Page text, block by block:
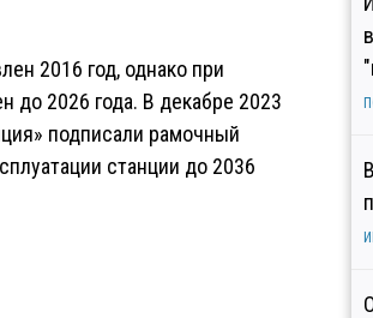
2016 год, однако при
до 2026 года. В декабре 2023
подписали рамочный
станции до 2036